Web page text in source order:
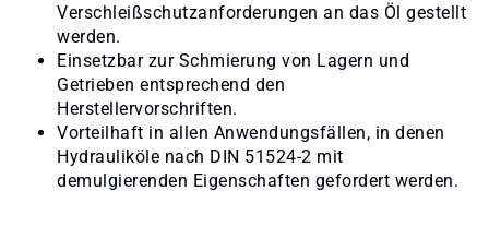
Verschleißschutzanforderungen an das Öl gestellt
werden.
Einsetzbar zur Schmierung von Lagern und
Getrieben entsprechend den
Herstellervorschriften.
Vorteilhaft in allen Anwendungsfällen, in denen
Hydrauliköle nach DIN 51524-2 mit
demulgierenden Eigenschaften gefordert werden.